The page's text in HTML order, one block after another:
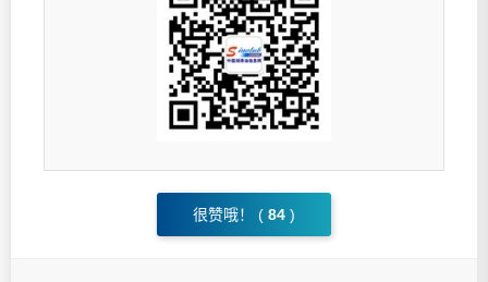
很赞哦！ ( 84 )